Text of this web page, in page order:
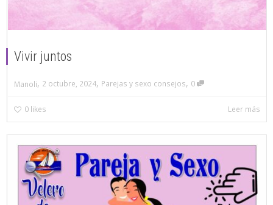
Vivir juntos
Manoli, 2 octubre, 2024, Parejas y sexo consejos, 0
0 likes Leer más